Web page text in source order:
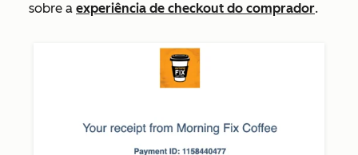
sobre a experiência de checkout do comprador.